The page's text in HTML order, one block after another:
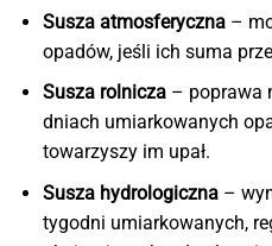
Susza atmosferyczna–
opadów, jeśli ich suma
Susza rolnicza– poprawa
dniach umiarkowanych
towarzyszy im upał.
Susza hydrologiczna–
tygodni umiarkowanych,